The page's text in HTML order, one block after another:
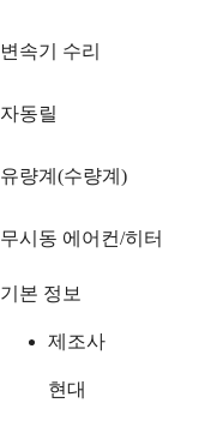
변속기 수리
자동릴
유량계(수량계)
무시동 에어컨/히터
기본 정보
제조사
현대